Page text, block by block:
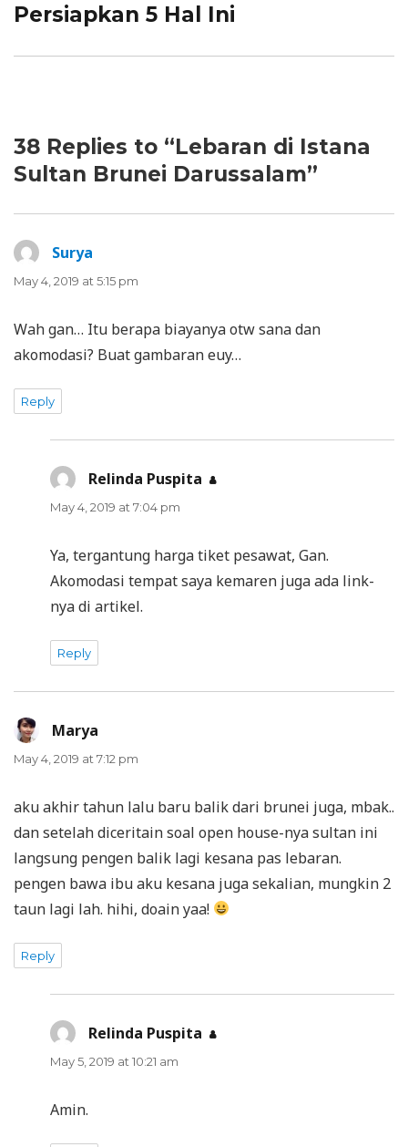
post:
Persiapkan 5 Hal Ini
38 Replies to “Lebaran di Istana
Sultan Brunei Darussalam”
Surya
May 4, 2019 at 5:15 pm
Wah gan… Itu berapa biayanya otw sana dan
akomodasi? Buat gambaran euy…
Reply
Relinda Puspita says:
May 4, 2019 at 7:04 pm
Ya, tergantung harga tiket pesawat, Gan.
Akomodasi tempat saya kemaren juga ada link-
nya di artikel.
Reply
Marya
May 4, 2019 at 7:12 pm
aku akhir tahun lalu baru balik dari brunei juga, mbak..
dan setelah diceritain soal open house-nya sultan ini
langsung pengen balik lagi kesana pas lebaran.
pengen bawa ibu aku kesana juga sekalian, mungkin 2
taun lagi lah. hihi, doain yaa!
Reply
Relinda Puspita says:
May 5, 2019 at 10:21 am
Amin.